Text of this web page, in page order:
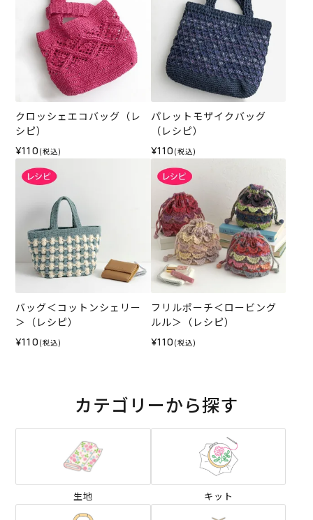
クロッシェエコバッグ（レ
シピ）
¥110 (税込)
パレットモザイクバッグ
（レシピ）
¥110 (税込)
バッグ＜コットンシェリー
＞（レシピ）
¥110 (税込)
フリルポーチ＜ロービング
ルル＞（レシピ）
¥110 (税込)
カテゴリーから探す
生地 キット